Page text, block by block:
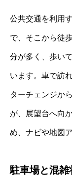
公共交通を利用
で、そこから徒
分が多く、歩い
います。車で訪
ターチェンジか
が、展望台へ向
め、ナビや地図
駐車場と混雑